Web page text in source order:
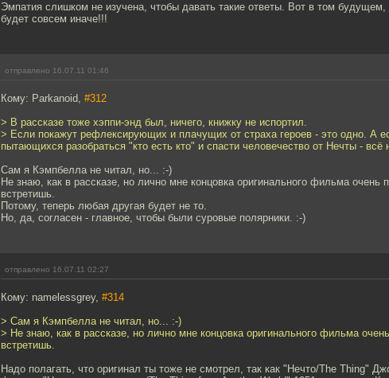
Эмпатия слишком не изучена, чтобы давать такие ответы. Вот в том будущем,
будет совсем иначе!!!
отправлено 16.07.11 01:46
Кому: Parkanoid, #312
> В рассказе тоже хэппи-энд был, ничего, книжку не испортил.
> Если покажут рефлексирующих и плачущих от страха героев - это одно. А
пытающихся разобраться "кто есть кто" и спасти человечество от Нечты - всё
Сам я Кэмпбелла не читал, но... :-)
Не знаю, как в рассказе, но лично мне концовка оригинального фильма очень
встретишь.
Потому, теперь любая другая будет не то.
Но, да, согласен - главное, чтобы были суровые полярники. :-)
отправлено 16.07.11 02:27
Кому: namelessgrey, #314
> Сам я Кэмпбелла не читал, но... :-)
> Не знаю, как в рассказе, но лично мне концовка оригинального фильма
встретишь.
Надо полагать, что оригинал ты тоже не смотрел, так как "Нечто/The Thing"